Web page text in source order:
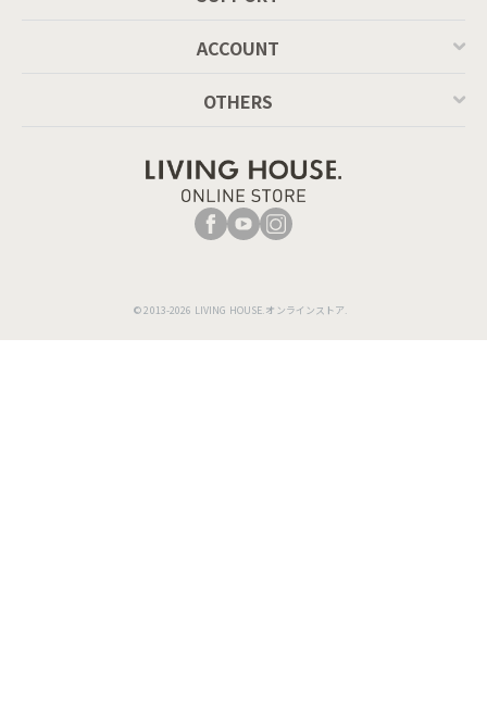
ACCOUNT
OTHERS
© 2013-2026 LIVING HOUSE.オンラインストア.